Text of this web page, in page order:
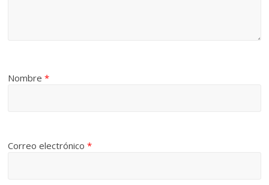
Nombre*
Correo electrónico*